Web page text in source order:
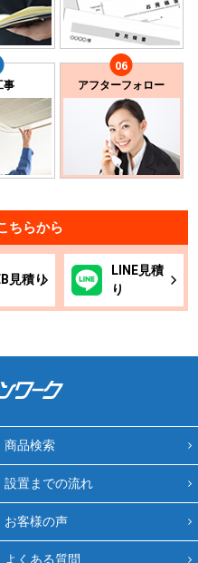
事 アフターフォロー
ちらから
見積り
LINE見積
り
商品検索
設置までの流れ
お客様の声
よくある質問